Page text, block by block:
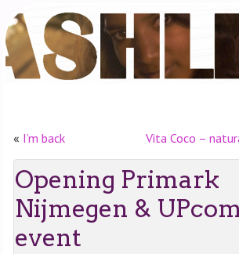
« I’m back Vita Coco –
Opening Primark
Nijmegen &
event